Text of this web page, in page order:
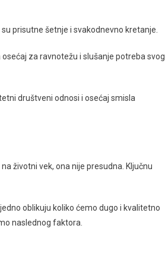
prisutne šetnje i svakodnevno kretanje.
za ravnotežu i slušanje potreba svog
društveni odnosi i osećaj smisla
životni vek, ona nije presudna. Ključnu
oblikuju koliko ćemo dugo i kvalitetno
naslednog faktora.